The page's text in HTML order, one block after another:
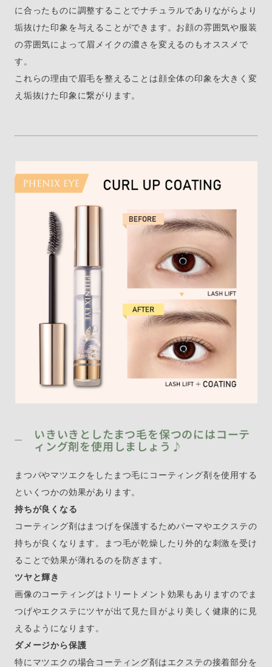
に合ったものに調整することでナチュラルでありながらより
垢抜けた印象を与えることができます。お顔の雰囲気や服装
の雰囲気によって眉メイクの濃さを変えるのもオススメで
す。
これらの理由で眉毛を整えることは顔全体の印象を大きく変
え垢抜けた印象に繋がります。
いきいきとしたまつ毛を保つのにはコーテ
ィング剤を使用しましょう♪
まつパやマツエクをしたまつ毛にコーティング剤を使用する
といくつかの効果があります。
持ちが良くなる
コーティング剤はまつげを保護するためパーマやエクステの
持ちが良くなります。まつ毛が乾燥したり外的な刺激を受け
ることで効果が薄れるのを防ぎます。
ツヤと輝き
画像のコーティングはトリートメント効果もありますのでま
つげやエクステにツヤが出て見た目がより美しく健康的に見
えるようになります。
ダメージから保護
特にマツエクの場合コーティング剤はエクステの接着部分を